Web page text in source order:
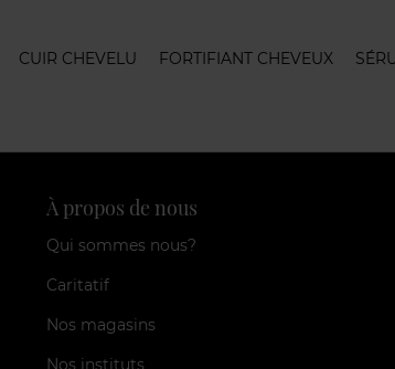
CUIR CHEVELU FORTIFIANT CHEVEUX
À propos de nous
Qui sommes nous?
Caritatif
Nos magasins
Nos instituts